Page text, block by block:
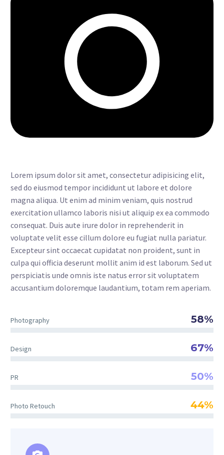
Lorem ipsum dolor sit amet, consectetur adipisicing elit,
sed do eiusmod tempor incididunt ut labore et dolore
magna aliqua. Ut enim ad minim veniam, quis nostrud
exercitation ullamco laboris nisi ut aliquip ex ea commodo
consequat. Duis aute irure dolor in reprehenderit in
voluptate velit esse cillum dolore eu fugiat nulla pariatur.
Excepteur sint occaecat cupidatat non proident, sunt in
culpa qui officia deserunt mollit anim id est laborum. Sed ut
perspiciatis unde omnis iste natus error sit voluptatem
accusantium doloremque laudantium, totam rem aperiam.
Photography 58%
Design 67%
PR 50%
Photo Retouch 44%